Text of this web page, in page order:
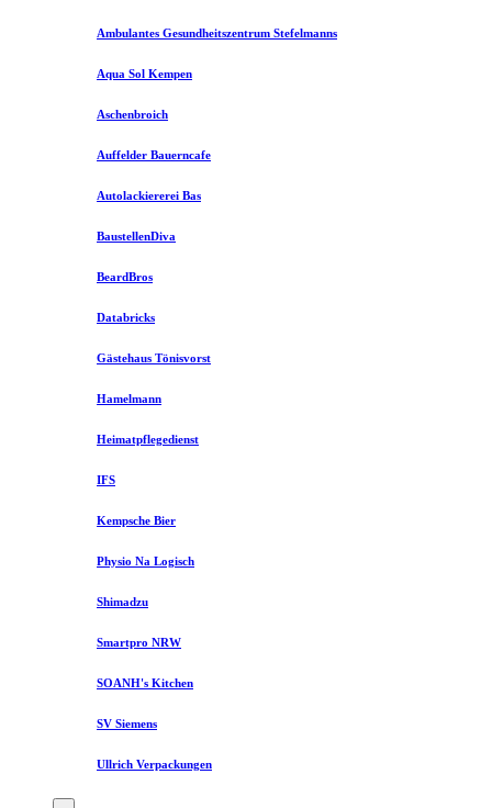
Ambulantes Gesundheitszentrum Stefelmanns
Aqua Sol Kempen
Aschenbroich
Auffelder Bauerncafe
Autolackiererei Bas
BaustellenDiva
BeardBros
Databricks
Gästehaus Tönisvorst
Hamelmann
Heimatpflegedienst
IFS
Kempsche Bier
Physio Na Logisch
Shimadzu
Smartpro NRW
SOANH's Kitchen
SV Siemens
Ullrich Verpackungen